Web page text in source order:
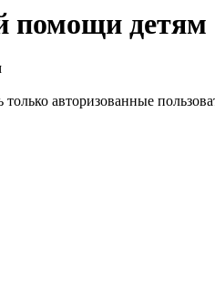
помощи детям
авторизованные